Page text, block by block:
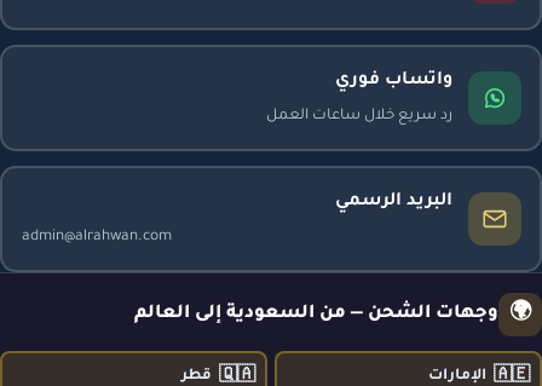
واتساب فوري
رد سريع خلال ساعات العمل
البريد الرسمي
admin@alrahwan.com
🌍 وجهات الشحن — من السعودية إلى العالم
🇦🇪 الإمارات 🇶🇦 قطر